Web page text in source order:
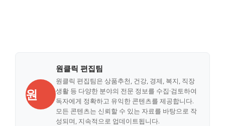
원
원클릭 편집팀
원클릭 편집팀은 상품추천, 건강, 경제, 복지, 직장
생활 등 다양한 분야의 전문 정보를 수집·검토하여
독자에게 정확하고 유익한 콘텐츠를 제공합니다.
모든 콘텐츠는 신뢰할 수 있는 자료를 바탕으로 작
성되며, 지속적으로 업데이트됩니다.